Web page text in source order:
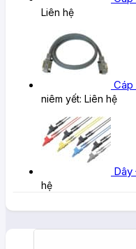
Liên hệ
Cáp
niêm yết: Liên hệ
Dây
hệ